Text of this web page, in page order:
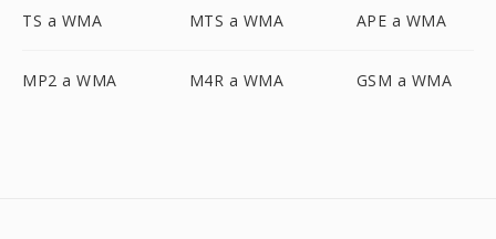
TS a WMA MTS a WMA APE a WMA
MP2 a WMA M4R a WMA GSM a WMA